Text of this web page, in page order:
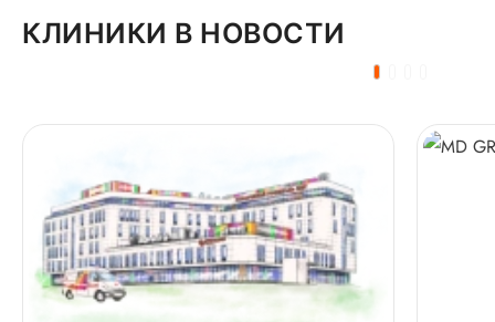
КЛИНИКИ В НОВОСТИ